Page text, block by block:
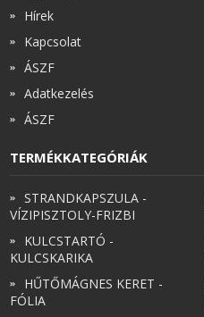
Hírek
Kapcsolat
ÁSZF
Adatkezelés
ÁSZF
TERMÉKKATEGÓRIÁK
STRANDKAPSZULA -
VÍZIPISZTOLY-FRIZBI
KULCSTARTÓ -
KULCSKARIKA
HŰTŐMÁGNES KERET -
FÓLIA